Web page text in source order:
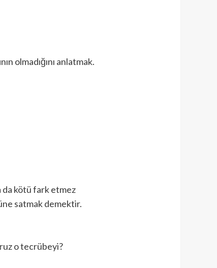
olmadığını anlatmak.
da kötü fark etmez
satmak demektir.
o tecrübeyi?